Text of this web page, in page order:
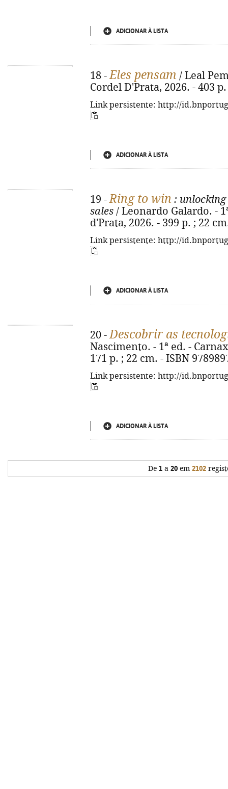
ADICIONAR À LISTA
18 -Eles pensam / Leal
Cordel D'Prata, 2026. - 403
Link persistente: http://
ADICIONAR À LISTA
19 -Ring to win :
sales / Leonardo Galardo. -
d'Prata, 2026. - 399 p. ; 22
Link persistente: http://
ADICIONAR À LISTA
20 -Descobrir as
Nascimento. - 1ª ed. -
171 p. ; 22 cm. - ISBN
Link persistente: http://
ADICIONAR À LISTA
De 1a 20em 2102